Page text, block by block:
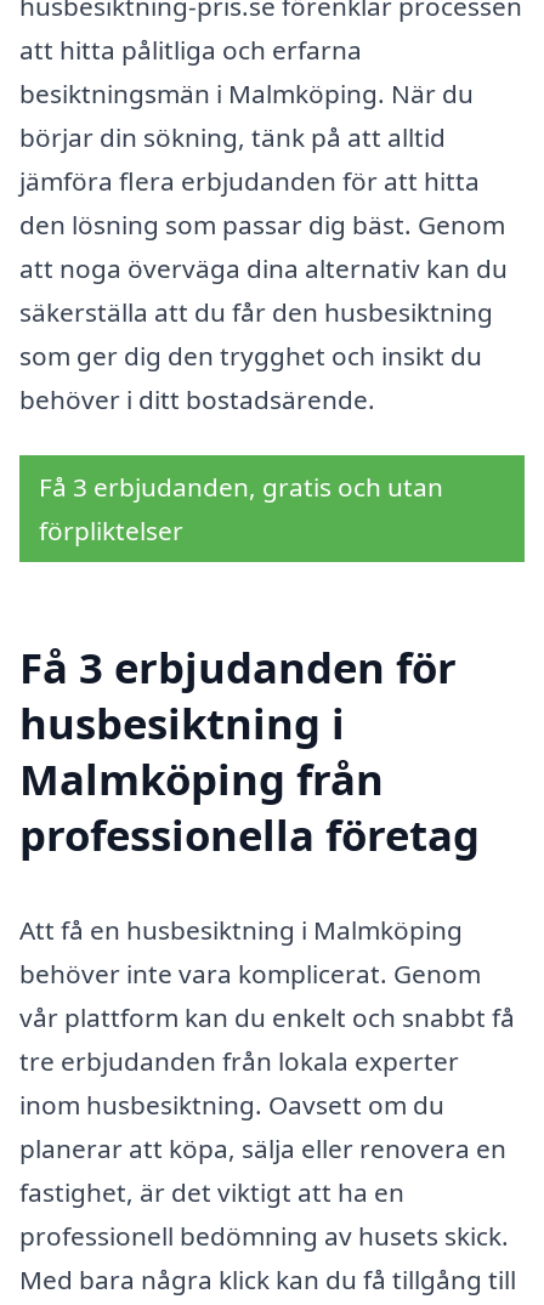
att hitta pålitliga och erfarna
besiktningsmän i Malmköping. När du
börjar din sökning, tänk på att alltid
jämföra flera erbjudanden för att hitta
den lösning som passar dig bäst. Genom
att noga överväga dina alternativ kan du
säkerställa att du får den husbesiktning
som ger dig den trygghet och insikt du
behöver i ditt bostadsärende.
Få 3 erbjudanden, gratis och utan
förpliktelser
Få 3 erbjudanden för
husbesiktning i
Malmköping från
professionella företag
Att få en husbesiktning i Malmköping
behöver inte vara komplicerat. Genom
vår plattform kan du enkelt och snabbt få
tre erbjudanden från lokala experter
inom husbesiktning. Oavsett om du
planerar att köpa, sälja eller renovera en
fastighet, är det viktigt att ha en
professionell bedömning av husets skick.
Med bara några klick kan du få tillgång till